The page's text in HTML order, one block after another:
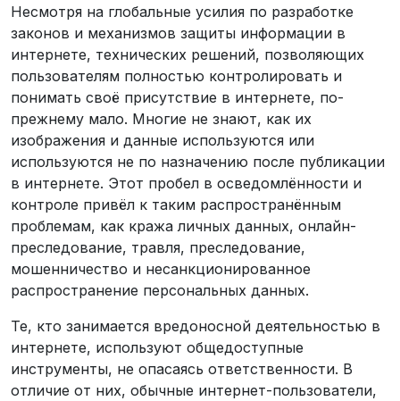
Несмотря на глобальные усилия по разработке
законов и механизмов защиты информации в
интернете, технических решений, позволяющих
пользователям полностью контролировать и
понимать своё присутствие в интернете, по-
прежнему мало. Многие не знают, как их
изображения и данные используются или
используются не по назначению после публикации
в интернете. Этот пробел в осведомлённости и
контроле привёл к таким распространённым
проблемам, как кража личных данных, онлайн-
преследование, травля, преследование,
мошенничество и несанкционированное
распространение персональных данных.
Те, кто занимается вредоносной деятельностью в
интернете, используют общедоступные
инструменты, не опасаясь ответственности. В
отличие от них, обычные интернет-пользователи,